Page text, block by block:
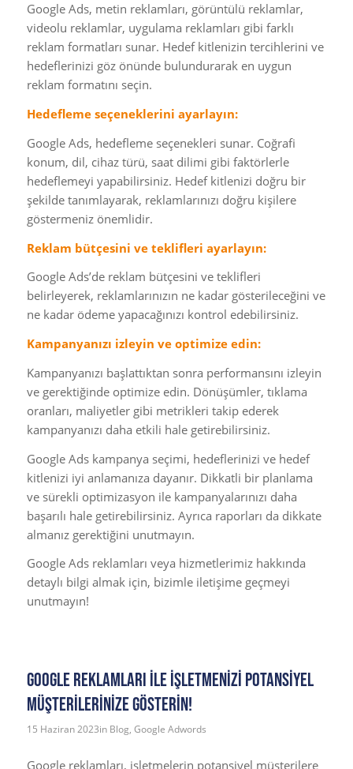
Google Ads, metin reklamları, görüntülü reklamlar,
videolu reklamlar, uygulama reklamları gibi farklı
reklam formatları sunar. Hedef kitlenizin tercihlerini ve
hedeflerinizi göz önünde bulundurarak en uygun
reklam formatını seçin.
Hedefleme seçeneklerini ayarlayın:
Google Ads, hedefleme seçenekleri sunar. Coğrafi
konum, dil, cihaz türü, saat dilimi gibi faktörlerle
hedeflemeyi yapabilirsiniz. Hedef kitlenizi doğru bir
şekilde tanımlayarak, reklamlarınızı doğru kişilere
göstermeniz önemlidir.
Reklam bütçesini ve teklifleri ayarlayın:
Google Ads’de reklam bütçesini ve teklifleri
belirleyerek, reklamlarınızın ne kadar gösterileceğini ve
ne kadar ödeme yapacağınızı kontrol edebilirsiniz.
Kampanyanızı izleyin ve optimize edin:
Kampanyanızı başlattıktan sonra performansını izleyin
ve gerektiğinde optimize edin. Dönüşümler, tıklama
oranları, maliyetler gibi metrikleri takip ederek
kampanyanızı daha etkili hale getirebilirsiniz.
Google Ads kampanya seçimi, hedeflerinizi ve hedef
kitlenizi iyi anlamanıza dayanır. Dikkatli bir planlama
ve sürekli optimizasyon ile kampanyalarınızı daha
başarılı hale getirebilirsiniz. Ayrıca raporları da dikkate
almanız gerektiğini unutmayın.
Google Ads reklamları veya hizmetlerimiz hakkında
detaylı bilgi almak için, bizimle iletişime geçmeyi
unutmayın!
Google reklamları İle İşletmenizi potansiyel
müşterilerinize gösterin!
15 Haziran 2023in Blog, Google Adwords
Google reklamları, işletmelerin potansiyel müşterilere